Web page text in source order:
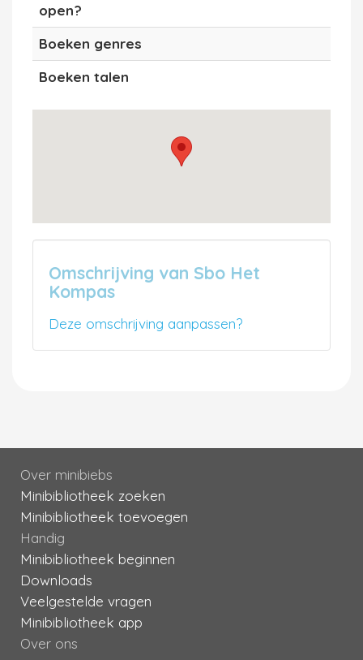
open?
Boeken genres
Boeken talen
Omschrijving van Sbo Het
Kompas
Deze omschrijving aanpassen?
Over minibiebs
Minibibliotheek zoeken
Minibibliotheek toevoegen
Handig
Minibibliotheek beginnen
Downloads
Veelgestelde vragen
Minibibliotheek app
Over ons